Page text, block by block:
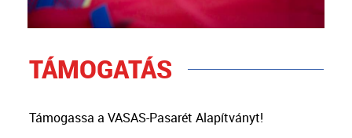
TÁMOGATÁS
Támogassa a VASAS-Pasarét Alapítványt!